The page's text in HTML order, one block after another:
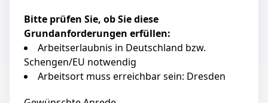
Bitte prüfen Sie, ob Sie diese
Grundanforderungen erfüllen:
Arbeitserlaubnis in Deutschland bzw.
Schengen/EU notwendig
Arbeitsort muss erreichbar sein: Dresden